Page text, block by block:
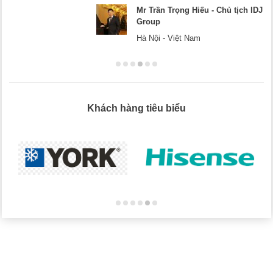
Mr Dương - CEO Dương Cafe
Hà Nội
Khách hàng tiêu biểu